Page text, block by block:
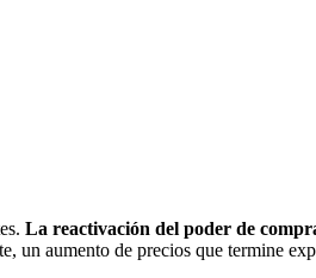
La reactivación del poder de
un aumento de precios que termine